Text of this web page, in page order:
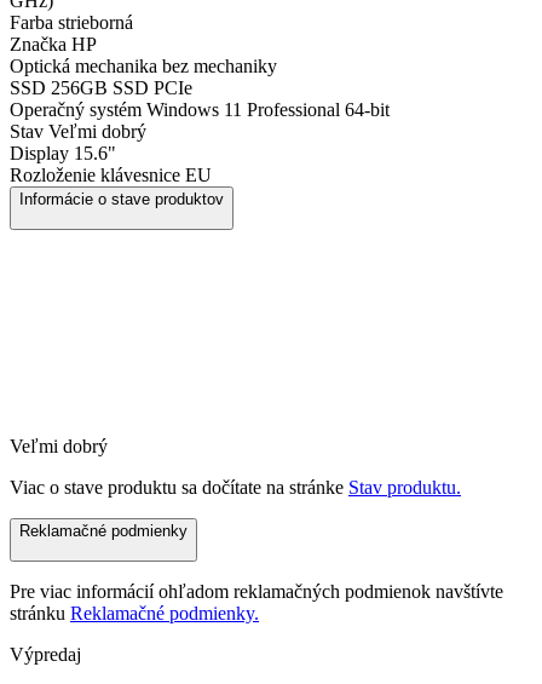
Farba strieborná
Značka HP
Optická mechanika bez mechaniky
SSD 256GB SSD PCIe
Operačný systém Windows 11 Professional 64-bit
Stav Veľmi dobrý
Display 15.6"
Rozloženie klávesnice EU
Informácie o stave produktov
Veľmi dobrý
Viac o stave produktu sa dočítate na stránke Stav produktu.
Reklamačné podmienky
Pre viac informácií ohľadom reklamačných podmienok navštívte
stránku Reklamačné podmienky.
Výpredaj